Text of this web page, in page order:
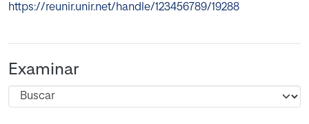
https://reunir.unir.net/handle/123456789/19288
Examinar